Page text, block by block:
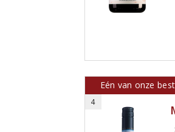
Eén van onze
4